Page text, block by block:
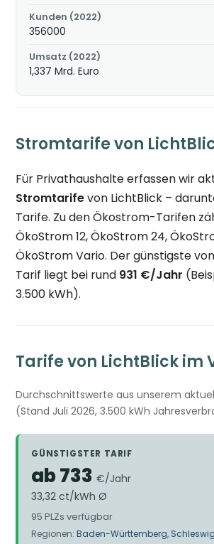
Kunden (2022)
356000
Umsatz (2022)
1,337 Mrd. Euro
Stromtarife von
Für Privathaushalte erfassen wir
Stromtarifevon LichtBlick –
Tarife. Zu den Ökostrom-Tarifen
ÖkoStrom 12, ÖkoStrom 24,
ÖkoStrom Vario. Der günstigste
Tarif liegt bei rund 931 €/Jahr
3.500 kWh).
Tarife von LichtBlick im
Durchschnittswerte aus unserem
(Stand Juli 2026, 3.500 kWh
GÜNSTIGSTER TARIF
ab 733€/Jahr
33,32 ct/kWh Ø
95 PLZs verfügbar
Regionen:Baden-Württemberg,